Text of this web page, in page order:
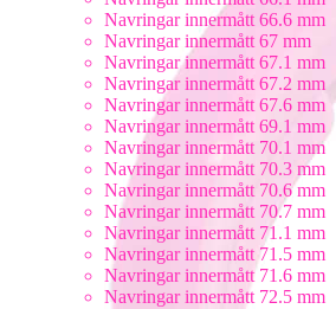
Navringar innermått 66.6 mm
Navringar innermått 67 mm
Navringar innermått 67.1 mm
Navringar innermått 67.2 mm
Navringar innermått 67.6 mm
Navringar innermått 69.1 mm
Navringar innermått 70.1 mm
Navringar innermått 70.3 mm
Navringar innermått 70.6 mm
Navringar innermått 70.7 mm
Navringar innermått 71.1 mm
Navringar innermått 71.5 mm
Navringar innermått 71.6 mm
Navringar innermått 72.5 mm